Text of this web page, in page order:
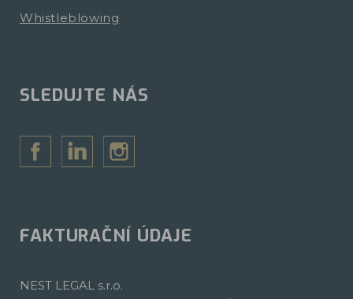
Whistleblowing
SLEDUJTE NÁS
FAKTURAČNÍ ÚDAJE
NEST LEGAL s.r.o.